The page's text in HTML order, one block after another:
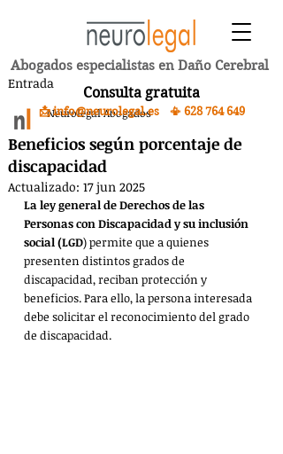
Abogados especialistas en Daño Cerebral
Consulta gratuita
📩 info@neurolegal.es 📳 628 764 649
Entrada
Beneficios según porcentaje de
discapacidad
Neurolegal Abogados
Actualizado: 17 jun 2025
La ley general de Derechos de las
Personas con Discapacidad y su inclusión
social (LGD) permite que a quienes
presenten distintos grados de
discapacidad, reciban protección y
beneficios. Para ello, la persona interesada
debe solicitar el reconocimiento del grado
de discapacidad.